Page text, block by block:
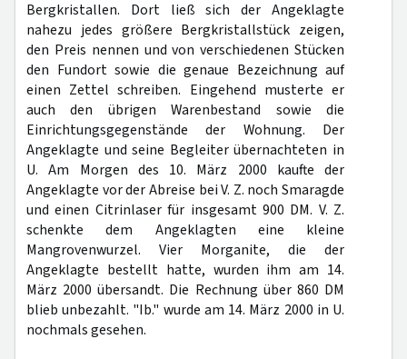
Bergkristallen. Dort ließ sich der Angeklagte
nahezu jedes größere Bergkristallstück zeigen,
den Preis nennen und von verschiedenen Stücken
den Fundort sowie die genaue Bezeichnung auf
einen Zettel schreiben. Eingehend musterte er
auch den übrigen Warenbestand sowie die
Einrichtungsgegenstände der Wohnung. Der
Angeklagte und seine Begleiter übernachteten in
U. Am Morgen des 10. März 2000 kaufte der
Angeklagte vor der Abreise bei V. Z. noch Smaragde
und einen Citrinlaser für insgesamt 900 DM. V. Z.
schenkte dem Angeklagten eine kleine
Mangrovenwurzel. Vier Morganite, die der
Angeklagte bestellt hatte, wurden ihm am 14.
März 2000 übersandt. Die Rechnung über 860 DM
blieb unbezahlt. "Ib." wurde am 14. März 2000 in U.
nochmals gesehen.